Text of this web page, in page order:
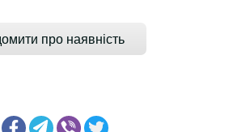
про наявність